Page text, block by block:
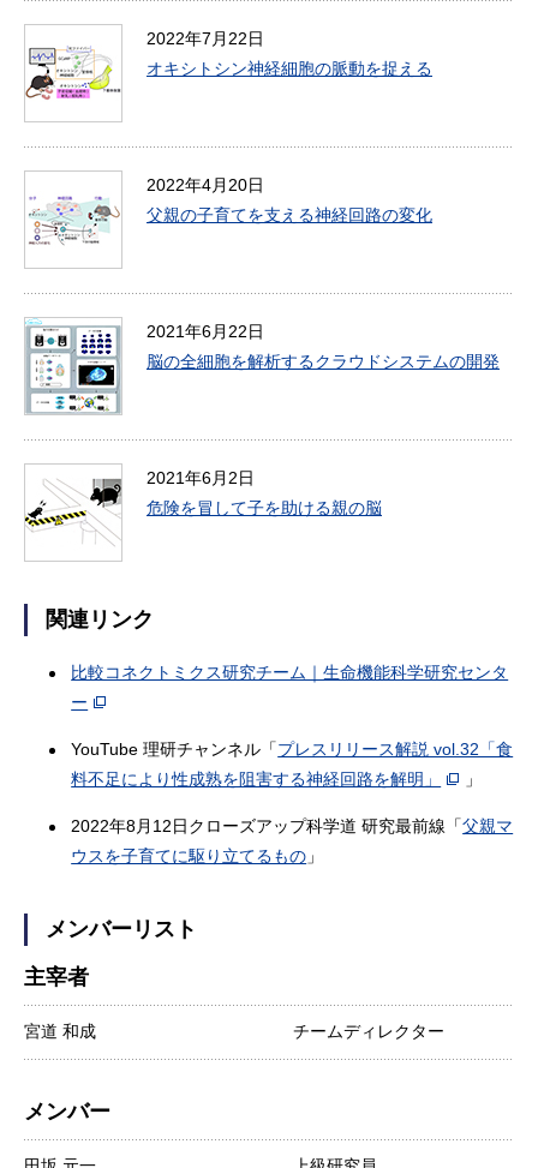
2022年7月22日
オキシトシン神経細胞の脈動を捉える
2022年4月20日
父親の子育てを支える神経回路の変化
2021年6月22日
脳の全細胞を解析するクラウドシステムの開発
2021年6月2日
危険を冒して子を助ける親の脳
関連リンク
比較コネクトミクス研究チーム｜生命機能科学研究センタ
ー
YouTube 理研チャンネル「プレスリリース解説 vol.32「食
料不足により性成熟を阻害する神経回路を解明」
」
2022年8月12日クローズアップ科学道 研究最前線「父親マ
ウスを子育てに駆り立てるもの 」
メンバーリスト
主宰者
宮道 和成 チームディレクター
メンバー